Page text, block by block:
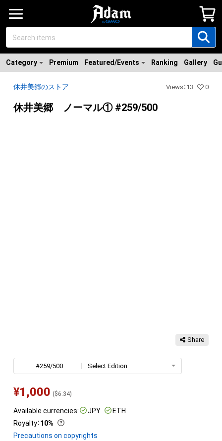
Category Premium Featured/Events Ranking Gallery
休井美郷のストア Views ： 13 0
休井美郷 ノーマル① #259/500
Share
#259/500 Select Edition
¥1,000 ($6.34)
Available currencies: JPY
ETH
Royalty：10%
Precautions on copyrights